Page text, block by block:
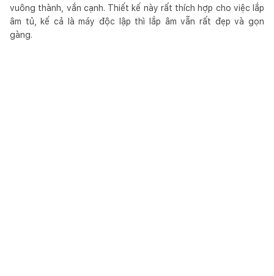
vuông thành, vắn cạnh. Thiết kế này rất thích hợp cho việc lắp
âm tủ, kế cả là máy độc lập thì lắp âm vẫn rất đẹp và gọn
gàng.